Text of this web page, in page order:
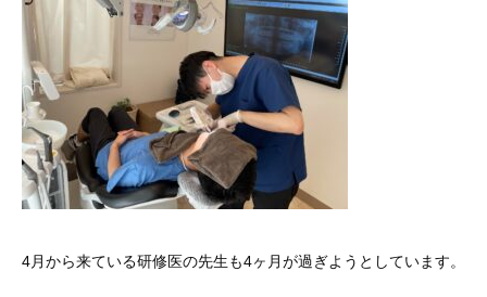
4月から来ている研修医の先生も4ヶ月が過ぎようとしています。